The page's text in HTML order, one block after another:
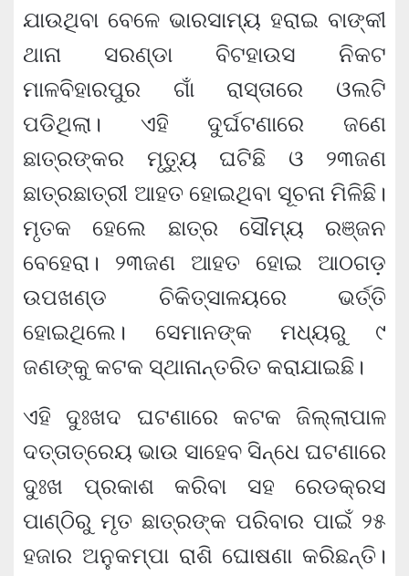
ଯାଉଥିବା ବେଳେ ଭାରସାମ୍ୟ ହରାଇ ବାଙ୍କୀ
ଥାନା ସରଣ୍ଡା ବିଟହାଉସ ନିକଟ
ମାଳବିହାରପୁର ଗାଁ ରାସ୍ତାରେ ଓଲଟି
ପଡିଥିଲା। ଏହି ଦୁର୍ଘଟଣାରେ ଜଣେ
ଛାତ୍ରଙ୍କର ମୃତ୍ୟୁ ଘଟିଛି ଓ ୨୩ଜଣ
ଛାତ୍ରଛାତ୍ରୀ ଆହତ ହୋଇଥିବା ସୂଚନା ମିଳିଛି।
ମୃତକ ହେଲେ ଛାତ୍ର ସୌମ୍ୟ ରଞ୍ଜନ
ବେହେରା। ୨୩ଜଣ ଆହତ ହୋଇ ଆଠଗଡ଼
ଉପଖଣ୍ଡ ଚିକିତ୍ସାଳୟରେ ଭର୍ତ୍ତି
ହୋଇଥିଲେ। ସେମାନଙ୍କ ମଧ୍ୟରୁ ୯
ଜଣଙ୍କୁ କଟକ ସ୍ଥାନାନ୍ତରିତ କରାଯାଇଛି।
ଏହି ଦୁଃଖଦ ଘଟଣାରେ କଟକ ଜିଲ୍ଲାପାଳ
ଦତ୍ତାତ୍ରେୟ ଭାଉ ସାହେବ ସିନ୍ଧେ ଘଟଣାରେ
ଦୁଃଖ ପ୍ରକାଶ କରିବା ସହ ରେଡକ୍ରସ
ପାଣ୍ଠିରୁ ମୃତ ଛାତ୍ରଙ୍କ ପରିବାର ପାଇଁ ୨୫
ହଜାର ଅନୁକମ୍ପା ରାଶି ଘୋଷଣା କରିଛନ୍ତି।